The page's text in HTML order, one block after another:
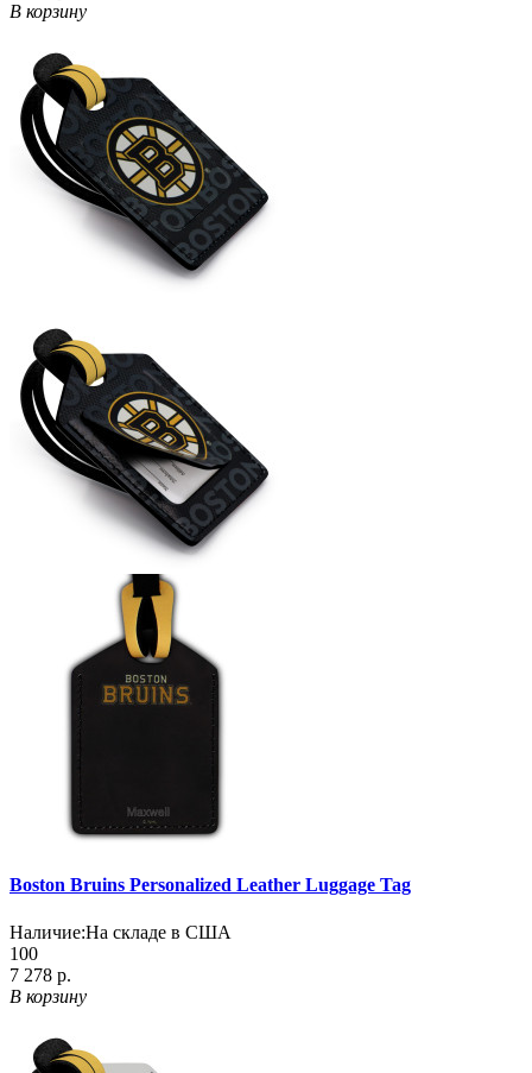
В корзину
Boston Bruins Personalized Leather Luggage Tag
Наличие:На складе в США
100
7 278 р.
В корзину